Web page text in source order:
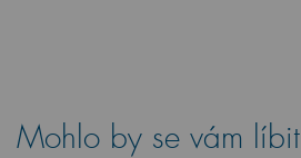
Mohlo by se vám líbit